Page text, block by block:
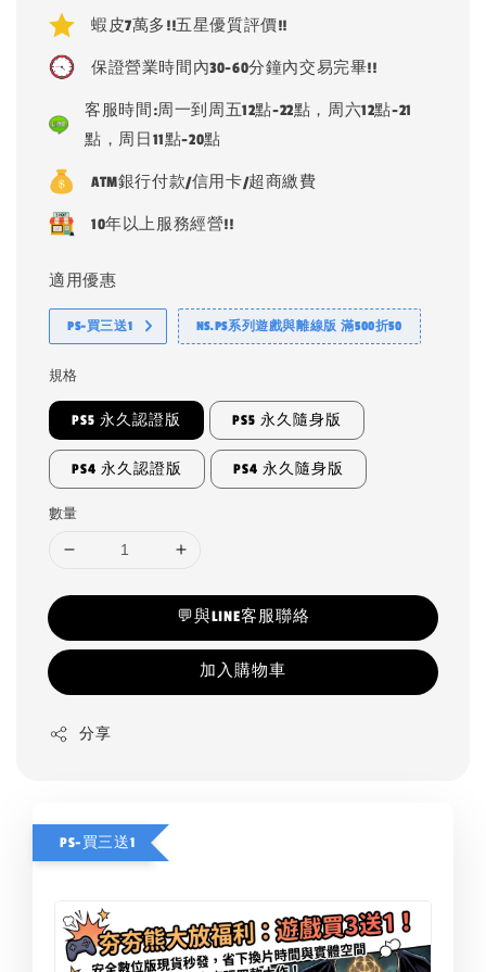
蝦皮7萬多!!五星優質評價!!
保證營業時間內30-60分鐘內交易完畢!!
客服時間:周一到周五12點-22點，周六12點-21
點，周日11點-20點
ATM銀行付款/信用卡/超商繳費
10年以上服務經營!!
適用優惠
PS-買三送1 NS.PS系列遊戲與離線版 滿500折50
規格
PS5 永久認證版 PS5 永久隨身版
PS4 永久認證版 PS4 永久隨身版
數量
💬與LINE客服聯絡
加入購物車
分享
PS-買三送1